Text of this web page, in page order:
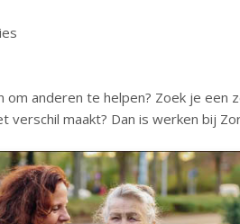
om anderen te helpen? Zoek je een
verschil maakt? Dan is werken bij